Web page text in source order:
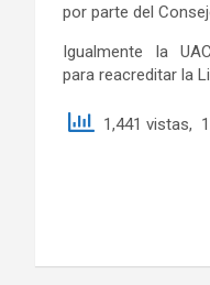
por parte del
Igualmente la
para reacreditar la
1,441 vistas,